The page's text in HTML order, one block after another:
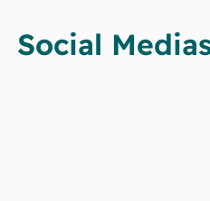
Social